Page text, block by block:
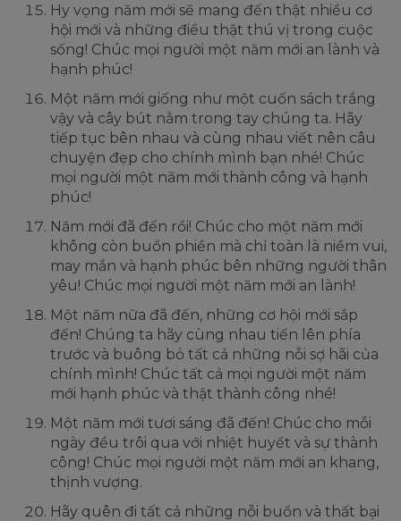
Hy vọng năm mới sẽ mang đến thật nhiều cơ
hội mới và những điều thật thú vị trong cuộc
sống! Chúc mọi người một năm mới an lành và
hạnh phúc!
Một năm mới giống như một cuốn sách trắng
vậy và cây bút nằm trong tay chúng ta. Hãy
tiếp tục bên nhau và cùng nhau viết nên câu
chuyện đẹp cho chính mình bạn nhé! Chúc
mọi người một năm mới thành công và hạnh
phúc!
Năm mới đã đến rồi! Chúc cho một năm mới
không còn buồn phiền mà chỉ toàn là niềm vui,
may mắn và hạnh phúc bên những người thân
yêu! Chúc mọi người một năm mới an lành!
Một năm nữa đã đến, những cơ hội mới sắp
đến! Chúng ta hãy cùng nhau tiến lên phía
trước và buông bỏ tất cả những nỗi sợ hãi của
chính mình! Chúc tất cả mọi người một năm
mới hạnh phúc và thật thành công nhé!
Một năm mới tươi sáng đã đến! Chúc cho mỗi
ngày đều trôi qua với nhiệt huyết và sự thành
công! Chúc mọi người một năm mới an khang,
thịnh vượng.
Hãy quên đi tất cả những nỗi buồn và thất bại